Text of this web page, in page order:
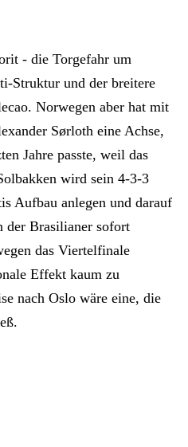
- die Torgefahr um
Struktur und der breitere
Norwegen aber hat mit
Sørloth eine Achse,
Jahre passte, weil das
wird sein 4-3-3
Aufbau anlegen und darauf
der Brasilianer sofort
das Viertelfinale
Effekt kaum zu
nach Oslo wäre eine, die